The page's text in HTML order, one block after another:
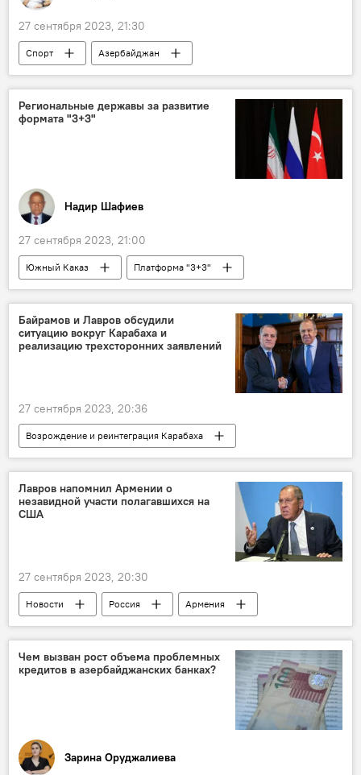
27 сентября 2023, 21:30
Спорт
Азербайджан
ФК "Карабах"
Гурбан Гурбанов
Региональные державы за развитие
формата "3+3"
Надир Шафиев
27 сентября 2023, 21:00
Южный Каказ
Платформа "3+3"
Азербайджан
Турция
Россия
Иран
Армения
Колумнисты
Байрамов и Лавров обсудили
ситуацию вокруг Карабаха и
реализацию трехсторонних заявлений
27 сентября 2023, 20:36
Возрождение и реинтеграция Карабаха
Азербайджан
Россия
Джейхун Байрамов
Сергей Лавров
Политика
Карабах
Лавров напомнил Армении о
незавидной участи полагавшихся на
США
27 сентября 2023, 20:30
Новости Россия
Армения
Министерство иностранных дел РФ
Сергей Лавров
Политика
США
Запад
Южный Кавказ
Чем вызван рост объема проблемных
кредитов в азербайджанских банках?
Зарина Оруджалиева